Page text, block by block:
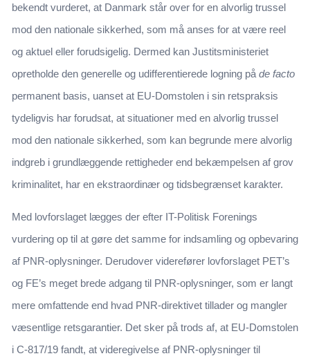
bekendt vurderet, at Danmark står over for en alvorlig trussel
mod den nationale sikkerhed, som må anses for at være reel
og aktuel eller forudsigelig. Dermed kan Justitsministeriet
opretholde den generelle og udifferentierede logning på de facto
permanent basis, uanset at EU-Domstolen i sin retspraksis
tydeligvis har forudsat, at situationer med en alvorlig trussel
mod den nationale sikkerhed, som kan begrunde mere alvorlig
indgreb i grundlæggende rettigheder end bekæmpelsen af grov
kriminalitet, har en ekstraordinær og tidsbegrænset karakter.
Med lovforslaget lægges der efter IT-Politisk Forenings
vurdering op til at gøre det samme for indsamling og opbevaring
af PNR-oplysninger. Derudover viderefører lovforslaget PET’s
og FE’s meget brede adgang til PNR-oplysninger, som er langt
mere omfattende end hvad PNR-direktivet tillader og mangler
væsentlige retsgarantier. Det sker på trods af, at EU-Domstolen
i C-817/19 fandt, at videregivelse af PNR-oplysninger til